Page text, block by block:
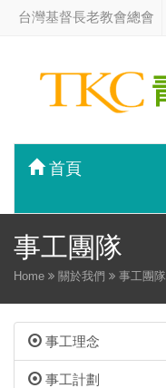
台灣基督長老教會總會
首頁
事工團隊
Home 關於我們 事工團隊
事工理念
事工計劃